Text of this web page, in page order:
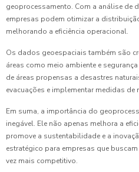
geoprocessamento. Com a análise de
empresas podem otimizar a
melhorando a eficiência operacional.
Os dados geoespaciais também são
áreas como meio ambiente e
de áreas propensas a desastres
evacuações e implementar medidas de
Em suma, a importância do
inegável. Ele não apenas melhora a
promove a sustentabilidade e a
estratégico para empresas que
vez mais competitivo.